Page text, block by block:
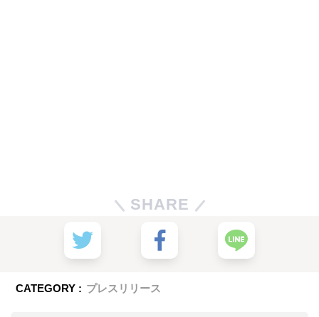
SHARE
CATEGORY : プレスリリース